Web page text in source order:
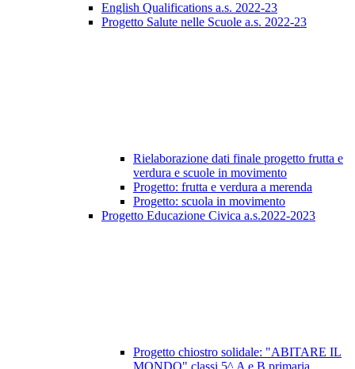
English Qualifications a.s. 2022-23
Progetto Salute nelle Scuole a.s. 2022-23
Rielaborazione dati finale progetto frutta e
verdura e scuole in movimento
Progetto: frutta e verdura a merenda
Progetto: scuola in movimento
Progetto Educazione Civica a.s.2022-2023
Progetto chiostro solidale: "ABITARE IL
MONDO" classi 5^ A e B primaria